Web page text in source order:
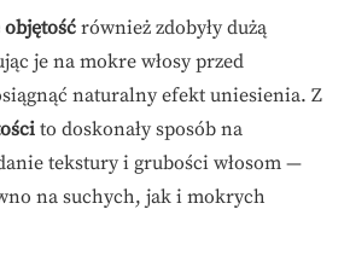
objętość również zdobyły dużą
je na mokre włosy przed
naturalny efekt uniesienia. Z
to doskonały sposób na
tekstury i grubości włosom —
na suchych, jak i mokrych